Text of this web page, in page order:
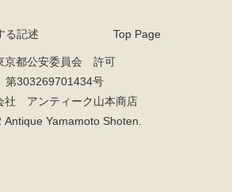
る記述 Top Page
京都公安委員会 許可
第303269701434号
社 アンティーク山本商店
Yamamoto Shoten.